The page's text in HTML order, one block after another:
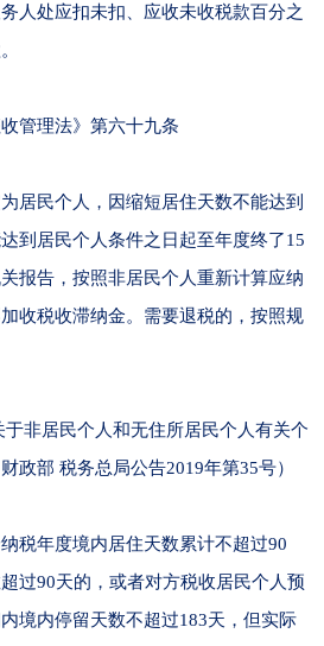
人处应扣未扣、应收未收税款百分之
管理法》第六十九条
居民个人，因缩短居住天数不能达到
到居民个人条件之日起至年度终了15
报告，按照非居民个人重新计算应纳
收税收滞纳金。需要退税的，按照规
于非居民个人和无住所居民个人有关个
政部 税务总局公告2019年第35号）
税年度境内居住天数累计不超过90
过90天的，或者对方税收居民个人预
境内停留天数不超过183天，但实际